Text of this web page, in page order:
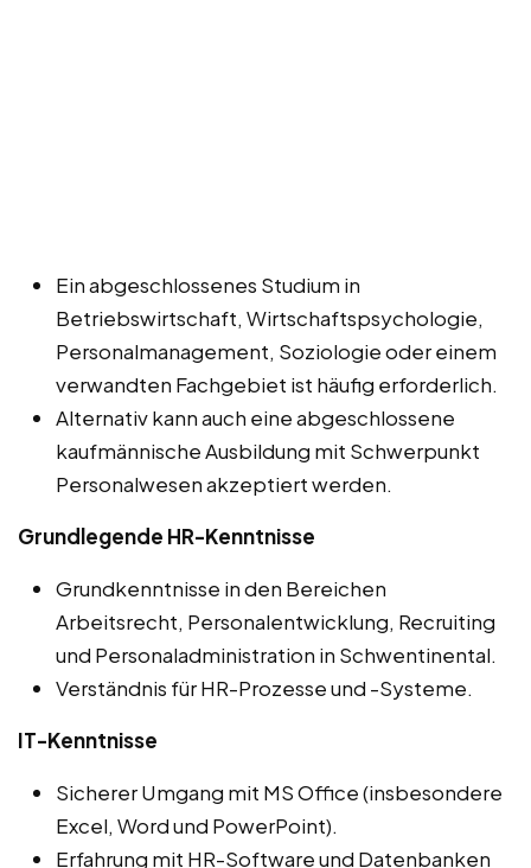
Ein abgeschlossenes Studium in
Betriebswirtschaft, Wirtschaftspsychologie,
Personalmanagement, Soziologie oder einem
verwandten Fachgebiet ist häufig erforderlich.
Alternativ kann auch eine abgeschlossene
kaufmännische Ausbildung mit Schwerpunkt
Personalwesen akzeptiert werden.
Grundlegende HR-Kenntnisse
Grundkenntnisse in den Bereichen
Arbeitsrecht, Personalentwicklung, Recruiting
und Personaladministration in Schwentinental.
Verständnis für HR-Prozesse und -Systeme.
IT-Kenntnisse
Sicherer Umgang mit MS Office (insbesondere
Excel, Word und PowerPoint).
Erfahrung mit HR-Software und Datenbanken